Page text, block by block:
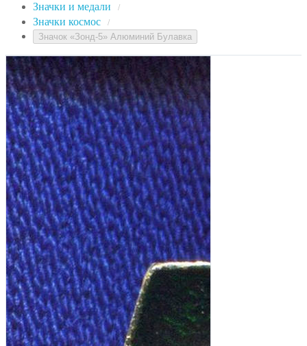
Значки и медали /
Значки космос /
Значок «Зонд-5» Алюминий Булавка